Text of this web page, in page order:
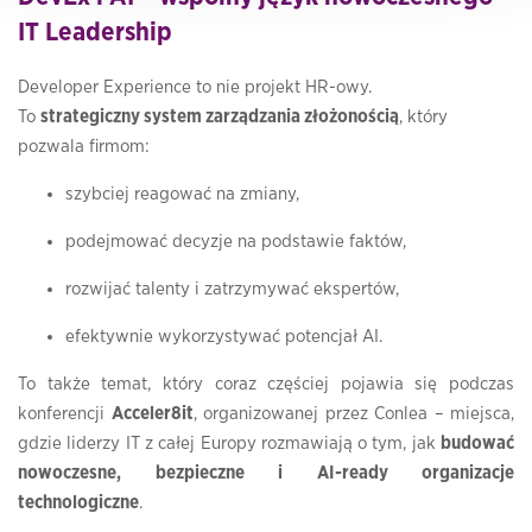
IT Leadership
Developer Experience to nie projekt HR-owy.
To strategiczny system zarządzania złożonością, który
pozwala firmom:
szybciej reagować na zmiany,
podejmować decyzje na podstawie faktów,
rozwijać talenty i zatrzymywać ekspertów,
efektywnie wykorzystywać potencjał AI.
To także temat, który coraz częściej pojawia się podczas
konferencji Acceler8it, organizowanej przez Conlea – miejsca,
gdzie liderzy IT z całej Europy rozmawiają o tym, jak budować
nowoczesne, bezpieczne i AI-ready organizacje
technologiczne.